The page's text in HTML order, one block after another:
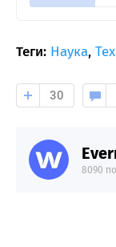
Теги: Наука,
30
8090